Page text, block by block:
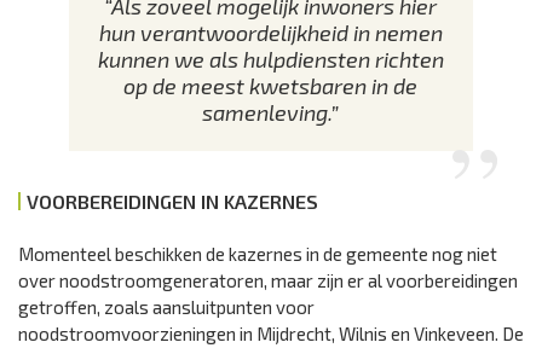
“Als zoveel mogelijk inwoners hier
hun verantwoordelijkheid in nemen
kunnen we als hulpdiensten richten
op de meest kwetsbaren in de
samenleving.”
VOORBEREIDINGEN IN KAZERNES
Momenteel beschikken de kazernes in de gemeente nog niet
over noodstroomgeneratoren, maar zijn er al voorbereidingen
getroffen, zoals aansluitpunten voor
noodstroomvoorzieningen in Mijdrecht, Wilnis en Vinkeveen. De